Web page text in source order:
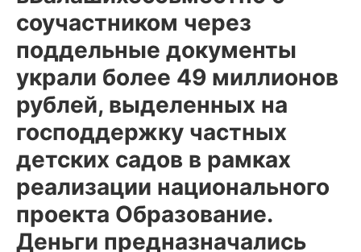
соучастником через
поддельные документы
украли более 49 миллионов
рублей, выделенных на
господдержку частных
детских садов в рамках
реализации национального
проекта Образование.
Деньги предназначались